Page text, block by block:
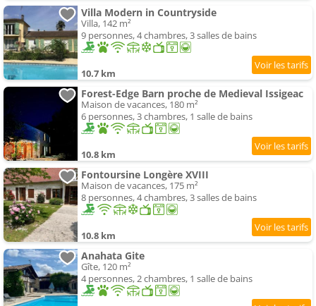
Villa Modern in Countryside
Villa, 142 m²
9 personnes, 4 chambres, 3 salles de bains
10.7 km
Forest-Edge Barn proche de Medieval Issigeac
Maison de vacances, 180 m²
6 personnes, 3 chambres, 1 salle de bains
10.8 km
Fontoursine Longère XVIII
Maison de vacances, 175 m²
8 personnes, 4 chambres, 3 salles de bains
10.8 km
Anahata Gite
Gîte, 120 m²
4 personnes, 2 chambres, 1 salle de bains